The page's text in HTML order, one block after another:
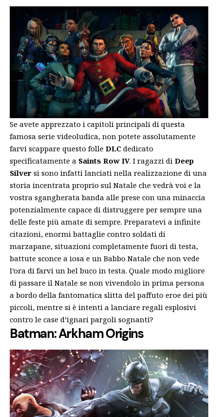
Se avete apprezzato i capitoli principali di questa
famosa serie videoludica, non potete assolutamente
farvi scappare questo folle DLC dedicato
specificatamente a Saints Row IV. I ragazzi di Deep
Silver si sono infatti lanciati nella realizzazione di una
storia incentrata proprio sul Natale che vedrà voi e la
vostra sgangherata banda alle prese con una minaccia
potenzialmente capace di distruggere per sempre una
delle feste più amate di sempre. Preparatevi a infinite
citazioni, enormi battaglie contro soldati di
marzapane, situazioni completamente fuori di testa,
battute sconce a iosa e un Babbo Natale che non vede
l’ora di farvi un bel buco in testa. Quale modo migliore
di passare il Natale se non vivendolo in prima persona
a bordo della fantomatica slitta del paffuto eroe dei più
piccoli, mentre si è intenti a lanciare regali esplosivi
contro le case d’ignari pargoli sognanti?
Batman: Arkham Origins